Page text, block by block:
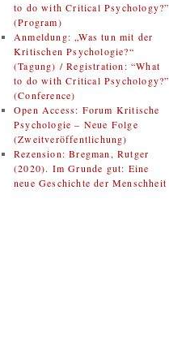
to do with Critical Psychology?”
(Program)
Anmeldung: „Was tun mit der
Kritischen Psychologie?“
(Tagung) / Registration: “What
to do with Critical Psychology?”
(Conference)
Open Access: Forum Kritische
Psychologie – Neue Folge
(Zweitveröffentlichung)
Rezension: Bregman, Rutger
(2020). Im Grunde gut: Eine
neue Geschichte der Menschheit